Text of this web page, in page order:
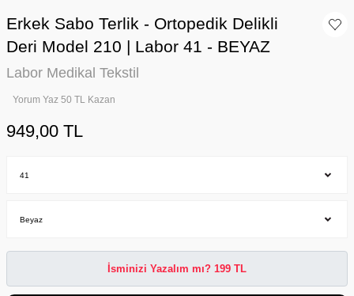
Erkek Sabo Terlik - Ortopedik Delikli
Deri Model 210 | Labor 41 - BEYAZ
Labor Medikal Tekstil
Yorum Yaz 50 TL Kazan
949,00 TL
İsminizi Yazalım mı? 199 TL